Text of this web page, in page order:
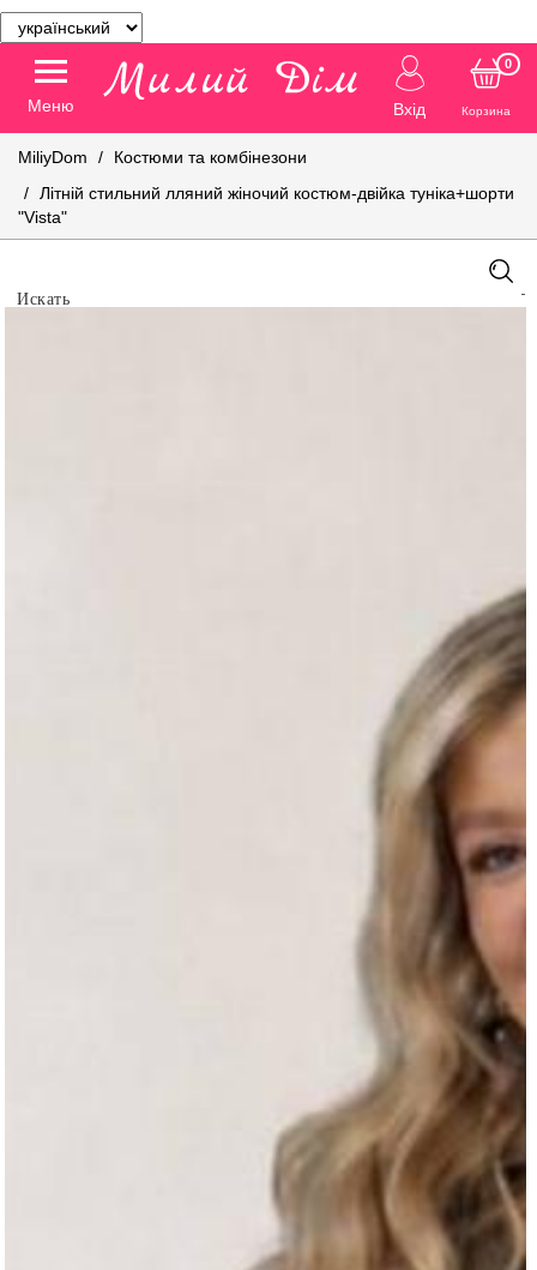
Меню Вхід Корзина
0
MiliyDom
Костюми та комбінезони
Літній стильний лляний жіночий костюм-двійка туніка+шорти
"Vista"